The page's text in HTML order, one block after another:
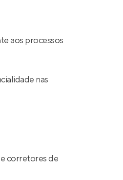
aos processos
nas
corretores de